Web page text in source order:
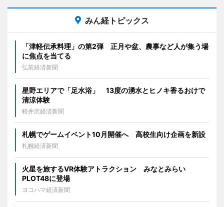
みん経トピックス
「津軽伝承料理」の第2弾 正月や盆、農事など人が集う場
に焦点を当てる
弘前経済新聞
星野エリアで「足水浴」 13度の湧水とヒノキ香るおけで
清涼体験
軽井沢経済新聞
札幌でゲームイベント10月開催へ 高校生向け企画を新設
札幌経済新聞
火星を旅するVR体験アトラクション みなとみらい
PLOT48に登場
ヨコハマ経済新聞